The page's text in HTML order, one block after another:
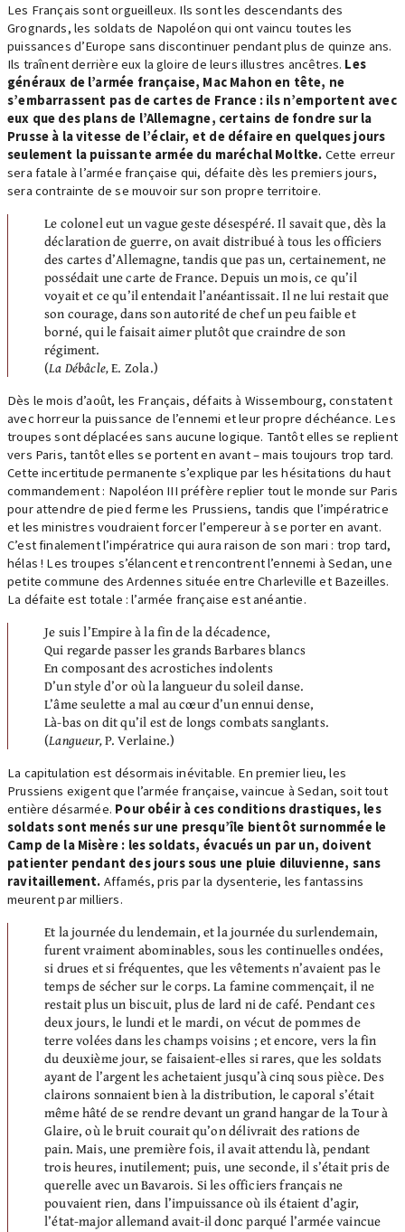
Les Français sont orgueilleux. Ils sont les descendants des
Grognards, les soldats de Napoléon qui ont vaincu toutes les
puissances d’Europe sans discontinuer pendant plus de quinze ans.
Ils traînent derrière eux la gloire de leurs illustres ancêtres. Les
généraux de l’armée française, Mac Mahon en tête, ne
s’embarrassent pas de cartes de France : ils n’emportent avec
eux que des plans de l’Allemagne, certains de fondre sur la
Prusse à la vitesse de l’éclair, et de défaire en quelques jours
seulement la puissante armée du maréchal Moltke. Cette erreur
sera fatale à l’armée française qui, défaite dès les premiers jours,
sera contrainte de se mouvoir sur son propre territoire.
Le colonel eut un vague geste désespéré. Il savait que, dès la
déclaration de guerre, on avait distribué à tous les officiers
des cartes d’Allemagne, tandis que pas un, certainement, ne
possédait une carte de France. Depuis un mois, ce qu’il
voyait et ce qu’il entendait l’anéantissait. Il ne lui restait que
son courage, dans son autorité de chef un peu faible et
borné, qui le faisait aimer plutôt que craindre de son
régiment.
(La Débâcle,E. Zola.)
Dès le mois d’août, les Français, défaits à Wissembourg, constatent
avec horreur la puissance de l’ennemi et leur propre déchéance. Les
troupes sont déplacées sans aucune logique. Tantôt elles se replient
vers Paris, tantôt elles se portent en avant – mais toujours trop tard.
Cette incertitude permanente s’explique par les hésitations du haut
commandement : Napoléon III préfère replier tout le monde sur Paris
pour attendre de pied ferme les Prussiens, tandis que l’impératrice
et les ministres voudraient forcer l’empereur à se porter en avant.
C’est finalement l’impératrice qui aura raison de son mari : trop tard,
hélas ! Les troupes s’élancent et rencontrent l’ennemi à Sedan, une
petite commune des Ardennes située entre Charleville et Bazeilles.
La défaite est totale : l’armée française est anéantie.
Je suis l’Empire à la fin de la décadence,
Qui regarde passer les grands Barbares blancs
En composant des acrostiches indolents
D’un style d’or où la langueur du soleil danse.
L’âme seulette a mal au cœur d’un ennui dense,
Là-bas on dit qu’il est de longs combats sanglants.
(Langueur,P. Verlaine.)
La capitulation est désormais inévitable. En premier lieu, les
Prussiens exigent que l’armée française, vaincue à Sedan, soit tout
entière désarmée. Pour obéir à ces conditions drastiques, les
soldats sont menés sur une presqu’île bientôt surnommée le
Camp de la Misère : les soldats, évacués un par un, doivent
patienter pendant des jours sous une pluie diluvienne, sans
ravitaillement. Affamés, pris par la dysenterie, les fantassins
meurent par milliers.
Et la journée du lendemain, et la journée du surlendemain,
furent vraiment abominables, sous les continuelles ondées,
si drues et si fréquentes, que les vêtements n’avaient pas le
temps de sécher sur le corps. La famine commençait, il ne
restait plus un biscuit, plus de lard ni de café. Pendant ces
deux jours, le lundi et le mardi, on vécut de pommes de
terre volées dans les champs voisins ; et encore, vers la fin
du deuxième jour, se faisaient-elles si rares, que les soldats
ayant de l’argent les achetaient jusqu’à cinq sous pièce. Des
clairons sonnaient bien à la distribution, le caporal s’était
même hâté de se rendre devant un grand hangar de la Tour à
Glaire, où le bruit courait qu’on délivrait des rations de
pain. Mais, une première fois, il avait attendu là, pendant
trois heures, inutilement; puis, une seconde, il s’était pris de
querelle avec un Bavarois. Si les officiers français ne
pouvaient rien, dans l’impuissance où ils étaient d’agir,
l’état-major allemand avait-il donc parqué l’armée vaincue